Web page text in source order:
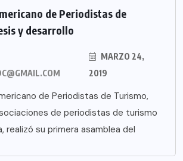
de Periodistas de
y desarrollo
MARZO 24,
2019
de Periodistas de Turismo,
de periodistas de turismo
realizó su primera asamblea del